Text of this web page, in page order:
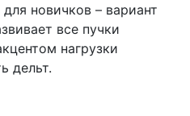
новичков – вариант
все пучки
нагрузки
дельт.